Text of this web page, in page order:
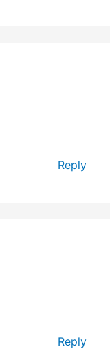
Reply
Reply